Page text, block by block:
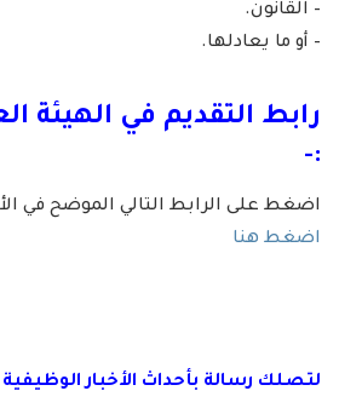
– القانون.
– أو ما يعادلها.
رابط التقديم في الهيئة
:-
اضغط على الرابط التالي الموضح في
اضغط هنا
لتصلك رسالة بأحداث الأخبار الوظيفية